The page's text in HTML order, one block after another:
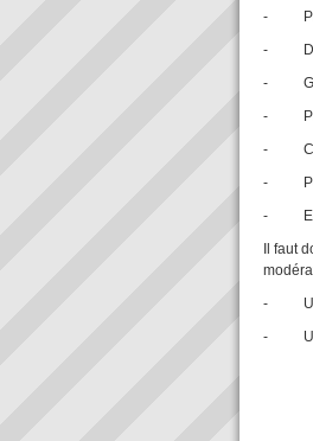
-
-
-
-
-
-
-
Il faut
- Un
-